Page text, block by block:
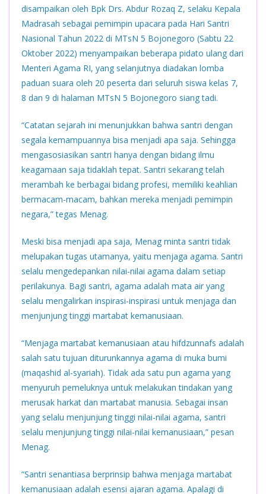
disampaikan oleh Bpk Drs. Abdur Rozaq Z, selaku Kepala
Madrasah sebagai pemimpin upacara pada Hari Santri
Nasional Tahun 2022 di MTsN 5 Bojonegoro (Sabtu 22
Oktober 2022) menyampaikan beberapa pidato ulang dari
Menteri Agama RI, yang selanjutnya diadakan lomba
paduan suara oleh 20 peserta dari seluruh siswa kelas 7,
8 dan 9 di halaman MTsN 5 Bojonegoro siang tadi.
“Catatan sejarah ini menunjukkan bahwa santri dengan
segala kemampuannya bisa menjadi apa saja. Sehingga
mengasosiasikan santri hanya dengan bidang ilmu
keagamaan saja tidaklah tepat. Santri sekarang telah
merambah ke berbagai bidang profesi, memiliki keahlian
bermacam-macam, bahkan mereka menjadi pemimpin
negara,” tegas Menag.
Meski bisa menjadi apa saja, Menag minta santri tidak
melupakan tugas utamanya, yaitu menjaga agama. Santri
selalu mengedepankan nilai-nilai agama dalam setiap
perilakunya. Bagi santri, agama adalah mata air yang
selalu mengalirkan inspirasi-inspirasi untuk menjaga dan
menjunjung tinggi martabat kemanusiaan.
“Menjaga martabat kemanusiaan atau hifdzunnafs adalah
salah satu tujuan diturunkannya agama di muka bumi
(maqashid al-syariah). Tidak ada satu pun agama yang
menyuruh pemeluknya untuk melakukan tindakan yang
merusak harkat dan martabat manusia. Sebagai insan
yang selalu menjunjung tinggi nilai-nilai agama, santri
selalu menjunjung tinggi nilai-nilai kemanusiaan,” pesan
Menag.
“Santri senantiasa berprinsip bahwa menjaga martabat
kemanusiaan adalah esensi ajaran agama. Apalagi di